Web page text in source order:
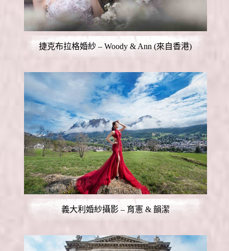
捷克布拉格婚紗 – Woody & Ann (來自香港)
義大利婚紗攝影 – 育憲 & 韻潔